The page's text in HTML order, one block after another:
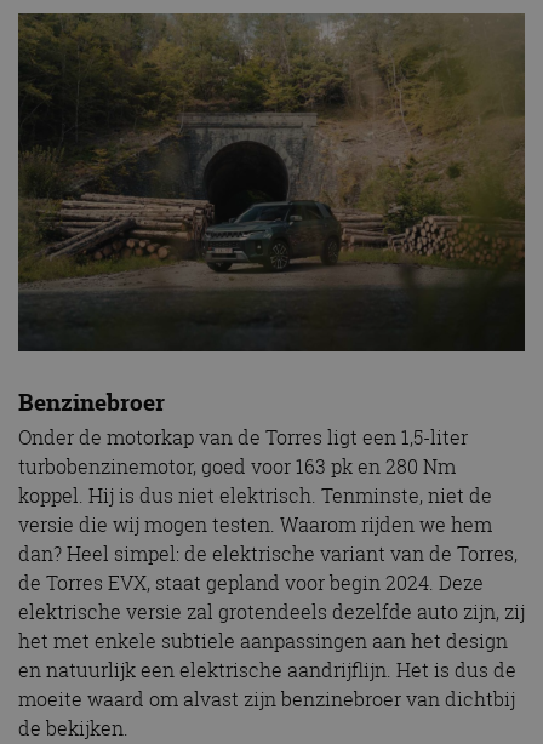
Benzinebroer
Onder de motorkap van de Torres ligt een 1,5-liter
turbobenzinemotor, goed voor 163 pk en 280 Nm
koppel. Hij is dus niet elektrisch. Tenminste, niet de
versie die wij mogen testen. Waarom rijden we hem
dan? Heel simpel: de elektrische variant van de Torres,
de Torres EVX, staat gepland voor begin 2024. Deze
elektrische versie zal grotendeels dezelfde auto zijn, zij
het met enkele subtiele aanpassingen aan het design
en natuurlijk een elektrische aandrijflijn. Het is dus de
moeite waard om alvast zijn benzinebroer van dichtbij
de bekijken.